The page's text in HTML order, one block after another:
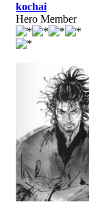
kochai
Hero Member